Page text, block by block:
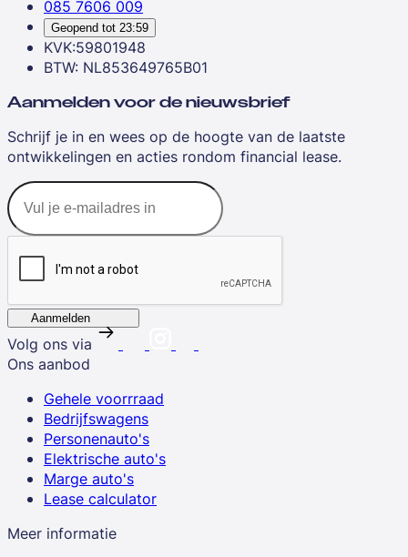
085 7606 009
Geopend tot 23:59
KVK:59801948
BTW: NL853649765B01
Aanmelden voor de nieuwsbrief
Schrijf je in en wees op de hoogte van de laatste
ontwikkelingen en acties rondom financial lease.
Aanmelden
Volg ons via
Ons aanbod
Gehele voorrraad
Bedrijfswagens
Personenauto's
Elektrische auto's
Marge auto's
Lease calculator
Meer informatie